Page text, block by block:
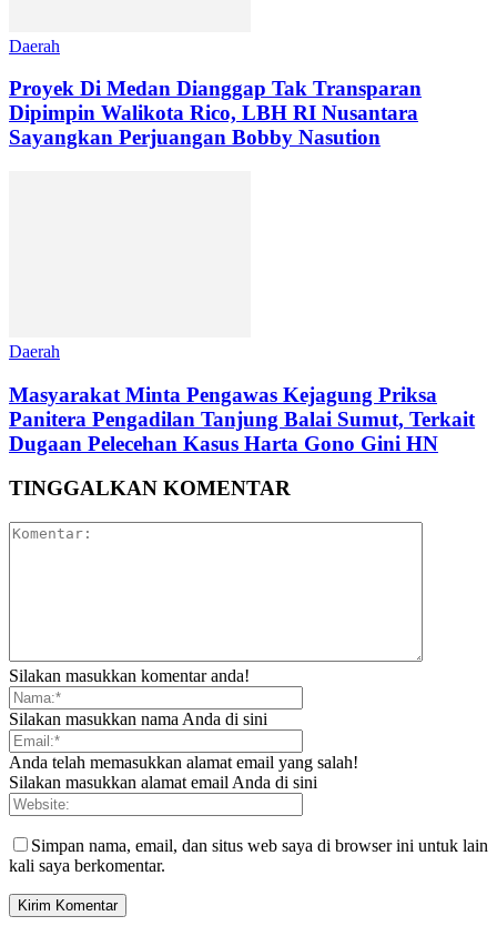
Daerah
Proyek Di Medan Dianggap Tak Transparan
Dipimpin Walikota Rico, LBH RI Nusantara
Sayangkan Perjuangan Bobby Nasution
Daerah
Masyarakat Minta Pengawas Kejagung Priksa
Panitera Pengadilan Tanjung Balai Sumut, Terkait
Dugaan Pelecehan Kasus Harta Gono Gini HN
TINGGALKAN KOMENTAR
Silakan masukkan komentar anda!
Silakan masukkan nama Anda di sini
Anda telah memasukkan alamat email yang salah!
Silakan masukkan alamat email Anda di sini
Simpan nama, email, dan situs web saya di browser ini untuk lain
kali saya berkomentar.